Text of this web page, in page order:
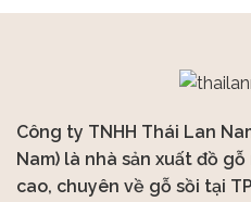
Công ty TNHH Thái Lan
Nam) là nhà sản xuất đồ
cao, chuyên về gỗ sồi tại